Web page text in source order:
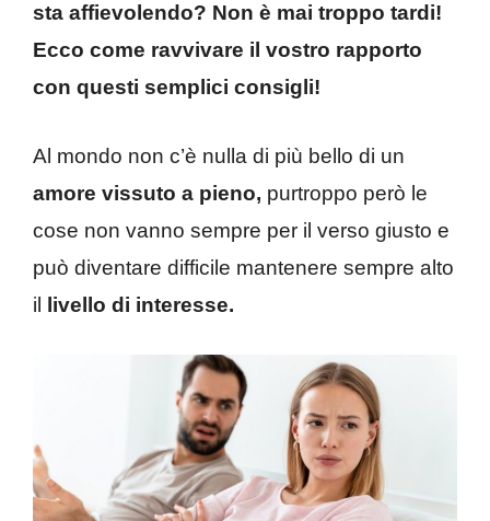
sta affievolendo? Non è mai troppo tardi!
Ecco come ravvivare il vostro rapporto
con questi semplici consigli!
Al mondo non c’è nulla di più bello di un
amore vissuto a pieno, purtroppo però le
cose non vanno sempre per il verso giusto e
può diventare difficile mantenere sempre alto
il livello di interesse.